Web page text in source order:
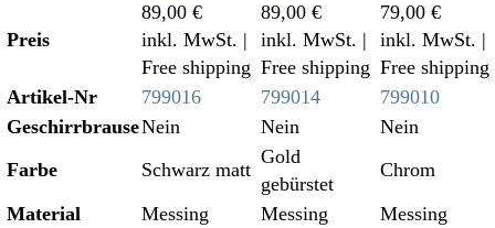
Preis
89,00 €
inkl. MwSt. |
Free shipping
89,00 €
inkl. MwSt. |
Free shipping
79,00 €
inkl. MwSt. |
Free shipping
Artikel-Nr
799016 799014
799010
GeschirrbrauseNein Nein
Nein
Farbe
Schwarz matt
Gold
gebürstet
Chrom
Material
Messing Messing
Messing